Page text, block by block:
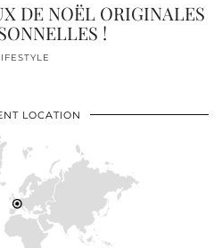
DE NOËL ORIGINALES
!
LOCATION